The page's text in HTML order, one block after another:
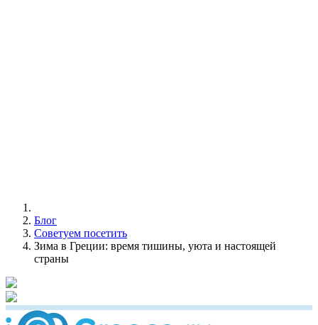
Блог
Советуем посетить
Зима в Греции: время тишины, уюта и настоящей
страны